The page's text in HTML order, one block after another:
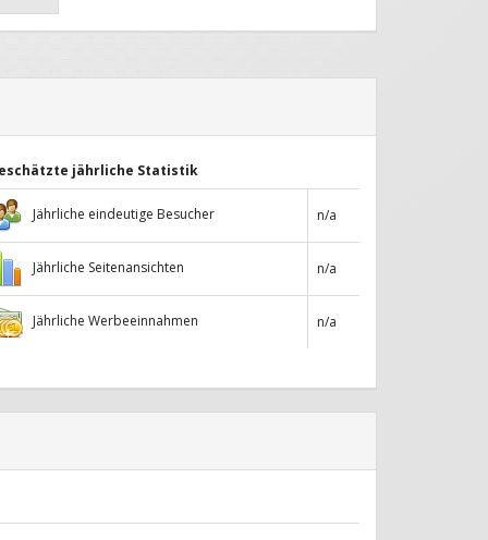
jährliche Statistik
Jährliche eindeutige Besucher n/a
Jährliche Seitenansichten n/a
Jährliche Werbeeinnahmen n/a